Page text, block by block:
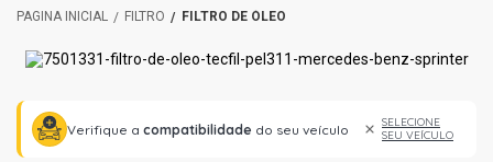
FILTRO FILTRO DE ÓLEO
Verifique a compatibilidade do seu veículo
SELECIONE
SEU VEÍCULO